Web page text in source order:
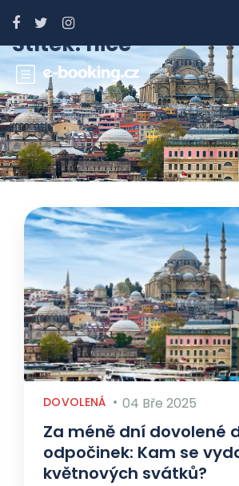
Štítek:nice
DOVOLENÁ 04 Bře 2025
Za méně dní dovolené
odpočinek: Kam se
květnových svátků?